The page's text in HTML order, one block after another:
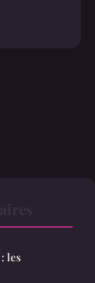
les